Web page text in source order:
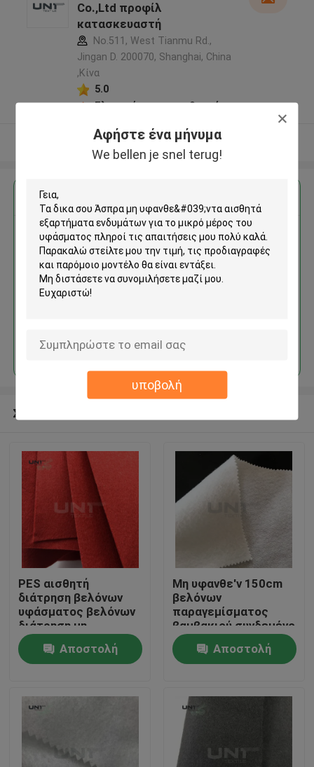
Αφήστε ένα μήνυμα
We bellen je snel terug!
υποβολή
Σχετικά με εμάς
Co.,Ltd προφίλ
κατασκευαστή
No.511, West Tianmu Rd.,
Jingan D. 200070, Shanghai, China
,Κίνα
5.0
Ελεγχμένος προμηθευτής
Δείτε περισσότερων
Αποκτήστε την καλύτερη τιμή για
Άσπρα μη υφανθε'ντα αισθητά
εξαρτήματα ενδυμάτων για το
μικρό μέρος του υφάσματος
Να συνεχίσει
Συνιστώμενα προϊόντα
PES αισθητή
διάτρηση βελόνων
υφάσματος βελόνων
διάτρηση μη
υφανθείσα για τη
διακόσμηση/τον
τάπητα
Αποστολή
Μη υφανθε'ν 150cm
βελόνων
παραγεμίσματος
βαμβακιού συνδεμένο
ψεκασμός βάρος
πλάτους 80gsm
διατρήσεων
Αποστολή